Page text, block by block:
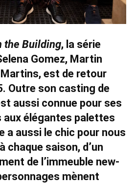
the Building, la série
Gomez, Martin
est de retour
Outre son casting de
aussi connue pour ses
aux élégantes palettes
a aussi le chic pour nous
chaque saison, d’un
de l’immeuble new-
mènent